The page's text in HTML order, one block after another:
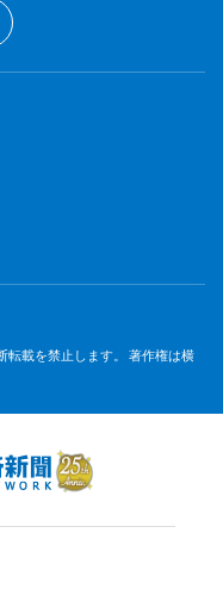
転載を禁止します。 著作権は横